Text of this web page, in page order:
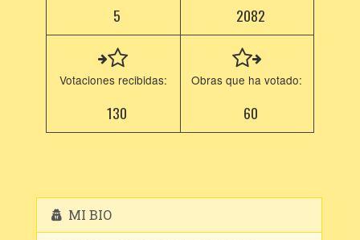
5 2082
Votaciones recibidas:
130
Obras que ha votado:
60
MI BIO